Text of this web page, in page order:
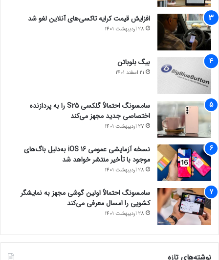
افزایش قیمت کرایه تاکسی‌های آنلاین لغو شد
28 اردیبهشت 1401
بیگ بلوباتن
21 اسفند 1401
سامسونگ احتمالاً گلکسی S25 را به پردازنده
اختصاصی جدید مجهز می‌کند
27 اردیبهشت 1401
نسخه آزمایشی عمومی iOS 16 به‌دلیل باگ‌های
موجود با تأخیر منتشر خواهد شد
28 اردیبهشت 1401
سامسونگ احتمالاً اولین گوشی مجهز به نمایشگر
کشویی را امسال معرفی می‌کند
28 اردیبهشت 1401
نوشته‌های تازه